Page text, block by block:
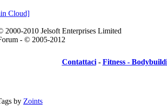
Cloud]
2010 Jelsoft Enterprises Limited
- © 2005-2012
Contattaci- Fitness -
by Zoints